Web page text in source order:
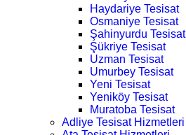
Haydariye Tesisat
Osmaniye Tesisat
Şahinyurdu Tesisat
Şükriye Tesisat
Uzman Tesisat
Umurbey Tesisat
Yeni Tesisat
Yeniköy Tesisat
Muratoba Tesisat
Adliye Tesisat Hizmetleri